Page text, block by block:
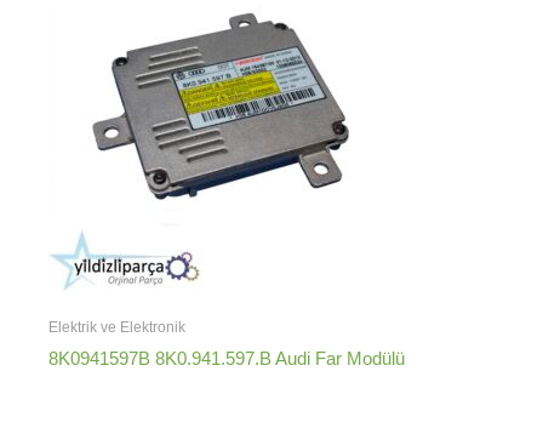
Elektrik ve Elektronik
8K0941597B 8K0.941.597.B Audi Far Modülü